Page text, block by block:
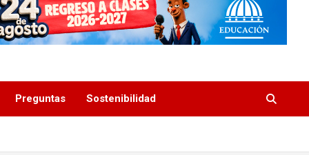
Preguntas Sostenibilidad